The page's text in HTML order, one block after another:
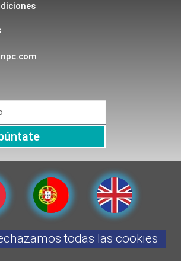
todas las cookies